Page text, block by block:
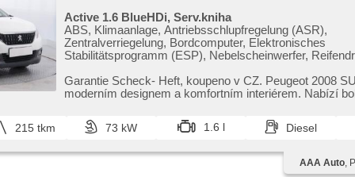
Active 1.6 BlueHDi, Serv.kniha
ABS, Klimaanlage, Antriebsschlupfregelung (ASR),
Zentralverriegelung, Bordcomputer, Elektronisches
Stabilitätsprogramm (ESP), Nebelscheinwerfer,
Autoradio, Handgetriebe
Garantie Scheck​- Heft,​ koupeno v CZ. Peugeot 2008
moderním designem a komfortním interiérem. Nabízí
215 tkm 73 kW 1.6 l Diesel
AAA Auto,